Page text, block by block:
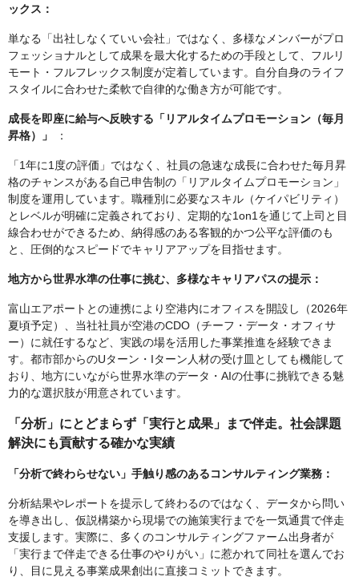
ックス：
単なる「出社しなくていい会社」ではなく、多様なメンバーがプロ
フェッショナルとして成果を最大化するための手段として、フルリ
モート・フルフレックス制度が定着しています。自分自身のライフ
スタイルに合わせた柔軟で自律的な働き方が可能です。
成長を即座に給与へ反映する「リアルタイムプロモーション（毎月
昇格）」
：
「1年に1度の評価」ではなく、社員の急速な成長に合わせた毎月昇
格のチャンスがある自己申告制の「リアルタイムプロモーション」
制度を運用しています。職種別に必要なスキル（ケイパビリティ）
とレベルが明確に定義されており、定期的な1on1を通じて上司と目
線合わせができるため、納得感のある客観的かつ公平な評価のも
と、圧倒的なスピードでキャリアアップを目指せます。
地方から世界水準の仕事に挑む、多様なキャリアパスの提示：
富山エアポートとの連携により空港内にオフィスを開設し（2026年
夏頃予定）、当社社員が空港のCDO（チーフ・データ・オフィサ
ー）に就任するなど、実践の場を活用した事業推進を経験できま
す。都市部からのUターン・Iターン人材の受け皿としても機能して
おり、地方にいながら世界水準のデータ・AIの仕事に挑戦できる魅
力的な選択肢が用意されています。
「分析」にとどまらず「実行と成果」まで伴走。社会課題
解決にも貢献する確かな実績
「分析で終わらせない」手触り感のあるコンサルティング業務：
分析結果やレポートを提示して終わるのではなく、データから問い
を導き出し、仮説構築から現場での施策実行までを一気通貫で伴走
支援します。実際に、多くのコンサルティングファーム出身者が
「実行まで伴走できる仕事のやりがい」に惹かれて同社を選んでお
り、目に見える事業成果創出に直接コミットできます。